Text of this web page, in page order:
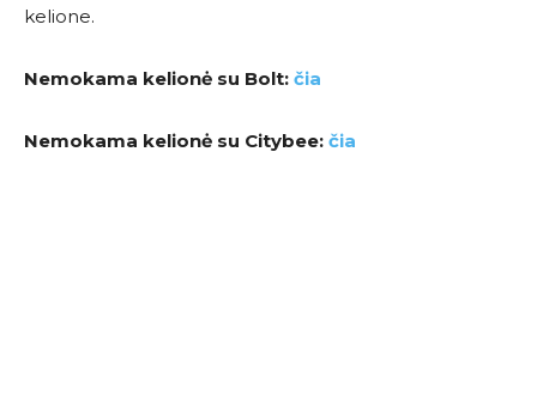
kelione.
Nemokama kelionė su Bolt: čia
Nemokama kelionė su Citybee: čia